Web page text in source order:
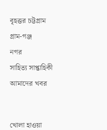
বৃহত্তর চট্টগ্রাম
গ্রাম-গঞ্জ
নগর
সাহিত্য সাপ্তাহিকী
আমাদের খবর
খোলা হাওয়া